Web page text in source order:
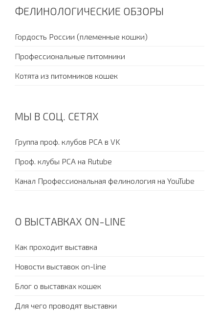
ФЕЛИНОЛОГИЧЕСКИЕ ОБЗОРЫ
Гордость России (племенные кошки)
Профессиональные питомники
Котята из питомников кошек
МЫ В СОЦ. СЕТЯХ
Группа проф. клубов PCA в VK
Проф. клубы PCA на Rutube
Канал Профессиональная фелинология на YouTube
О ВЫСТАВКАХ ON-LINE
Как проходит выставка
Новости выставок on-line
Блог о выставках кошек
Для чего проводят выставки